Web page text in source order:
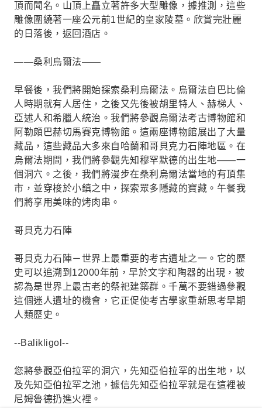
頂而聞名。山頂上矗立著許多大型雕像，據推測，這些
雕像圍繞著一座公元前1世紀的皇家陵墓。欣賞完壯麗
的日落後，返回酒店。
——桑利烏爾法——
早餐後，我們將開始探索桑利烏爾法。烏爾法自巴比倫
人時期就有人居住，之後又先後被胡里特人、赫梯人、
亞述人和希臘人統治。我們將參觀烏爾法考古博物館和
阿勒頗巴赫切馬賽克博物館。這兩座博物館展出了大量
藏品，這些藏品大多來自哈蘭和哥貝克力石陣地區。在
烏爾法期間，我們將參觀先知穆罕默德的出生地——一
個洞穴。之後，我們將漫步在桑利烏爾法當地的有頂集
市，並穿梭於小鎮之中，探索眾多隱藏的寶藏。午餐我
們將享用美味的烤肉串。
哥貝克力石陣
哥貝克力石陣－世界上最重要的考古遺址之一。它的歷
史可以追溯到12000年前，早於文字和陶器的出現，被
認為是世界上最古老的祭祀建築群。千萬不要錯過參觀
這個迷人遺址的機會，它正促使考古學家重新思考早期
人類歷史。
--Balikligol--
您將參觀亞伯拉罕的洞穴，先知亞伯拉罕的出生地，以
及先知亞伯拉罕之池，據信先知亞伯拉罕就是在這裡被
尼姆魯德扔​​進火裡。